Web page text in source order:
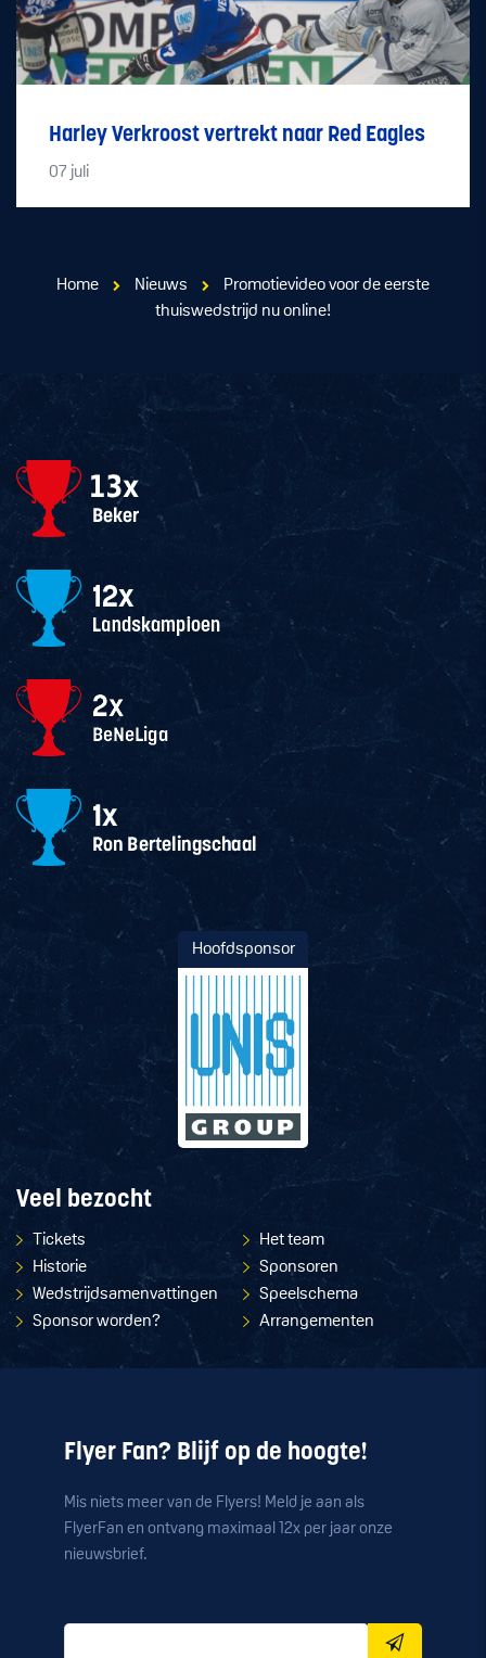
Harley Verkroost vertrekt naar Red Eagles
07 juli
Home Nieuws
Promotievideo voor de eerste
thuiswedstrijd nu online!
Hoofdsponsor
Veel bezocht
Tickets
Het team
Historie
Sponsoren
Wedstrijdsamenvattingen
Speelschema
Sponsor worden?
Arrangementen
Flyer Fan? Blijf op de hoogte!
Mis niets meer van de Flyers! Meld je aan als
FlyerFan en ontvang maximaal 12x per jaar onze
nieuwsbrief.